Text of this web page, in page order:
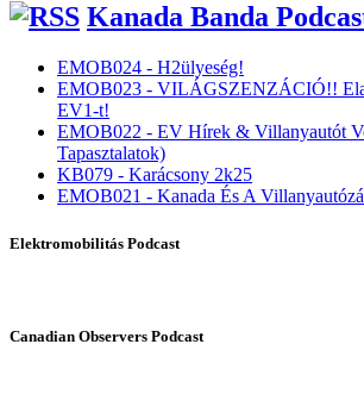
Kanada Banda
EMOB024 - H2ülyeség!
EMOB023 - VILÁGSZENZÁCIÓ!!
EV1-t!
EMOB022 - EV Hírek & Villanyautót
Tapasztalatok)
KB079 - Karácsony 2k25
EMOB021 - Kanada És A
Elektromobilitás Podcast
Canadian Observers Podcast